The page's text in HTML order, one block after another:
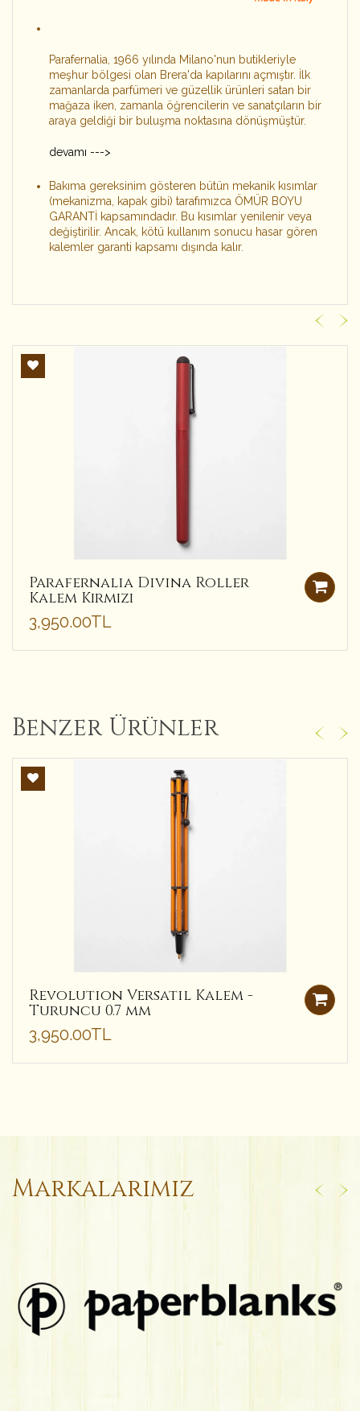
Parafernalia, 1966 yılında Milano'nun butikleriyle
meşhur bölgesi olan Brera'da kapılarını açmıştır. İlk
zamanlarda parfümeri ve güzellik ürünleri satan bir
mağaza iken, zamanla öğrencilerin ve sanatçıların bir
araya geldiği bir buluşma noktasına dönüşmüştür.
devamı --->
Bakıma gereksinim gösteren bütün mekanik kısımlar
(mekanizma, kapak gibi) tarafımızca ÖMÜR BOYU
GARANTİ kapsamındadır. Bu kısımlar yenilenir veya
değiştirilir. Ancak, kötü kullanım sonucu hasar gören
kalemler garanti kapsamı dışında kalır.
Parafernalia Divina Roller
Kalem Kırmızı
3,950.00TL
Benzer Ürünler
Revolution Versatil Kalem -
Turuncu 0.7 mm
3,950.00TL
Markalarımız